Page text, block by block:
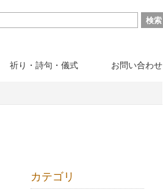
祈り・詩句・儀式 お問い合わせ
カテゴリ